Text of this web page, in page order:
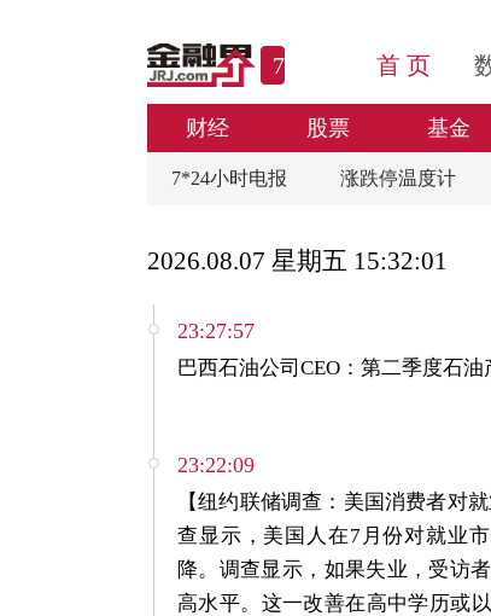
7*24 首 页
财经 股票 基金
7*24小时电报 涨跌停温度计
2026.08.07 星期五 15:32:02
23:27:57
巴西石油公司CEO：第二季度石油
23:22:09
【纽约联储调查：美国消费者对
查显示，美国人在7月份对就业
降。调查显示，如果失业，受访
高水平。这一改善在高中学历或